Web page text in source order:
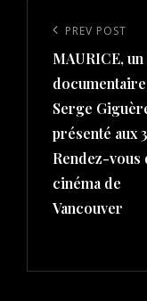
navigation
Previous
Post
PREV POST
MAURICE,
Serge
présenté aux
Rendez-vous
cinéma de
Vancouver